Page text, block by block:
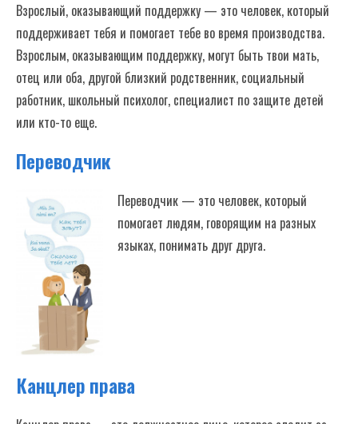
Взрослый, оказывающий поддержку — это человек, который
поддерживает тебя и помогает тебе во время производства.
Взрослым, оказывающим поддержку, могут быть твои мать,
отец или оба, другой близкий родственник, социальный
работник, школьный психолог, специалист по защите детей
или кто-то еще.
Переводчик
Переводчик — это человек, который
помогает людям, говорящим на разных
языках, понимать друг друга.
Канцлер права